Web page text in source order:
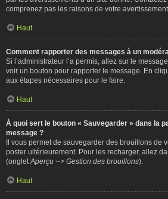
comprenez pas les raisons de votre avertissement.
Haut
Comment rapporter des messages à un
Si l’administrateur l’a permis, allez sur le
voir un bouton pour rapporter le message. En
aux étapes nécessaires pour le faire.
Haut
À quoi sert le bouton « Sauvegarder » dans la
message ?
Il vous permet de sauvegarder des brouillons de
poster ultérieurement. Pour les recharger, allez
(onglet Aperçu --> Gestion des brouillons).
Haut